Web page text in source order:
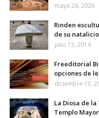
mayo 26, 2026
Rinden
de su natalicio
julio 13, 2014
Freeditorial
opciones de
diciembre 15,
La Diosa de
Templo Mayor